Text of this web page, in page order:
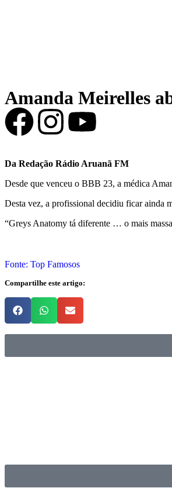
Amanda Meirelles
Da Redação Rádio Aruanã FM
Desde que venceu o BBB 23, a médica
Desta vez, a profissional decidiu ficar ainda
“Greys Anatomy tá diferente … o mais
Fonte: Top Famosos
Compartilhe este artigo: